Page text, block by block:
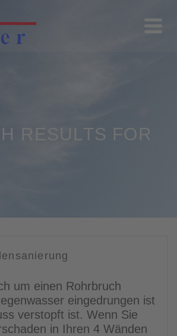
RESULTS FOR
um einen Rohrbruch
eingedrungen ist
verstopft ist. Wenn Sie
in Ihren 4 Wänden